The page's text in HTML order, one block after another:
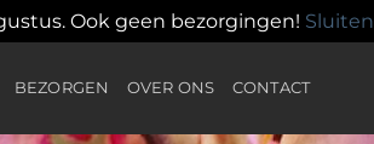
Ook geen bezorgingen! Sluiten
BEZORGEN OVER ONS CONTACT